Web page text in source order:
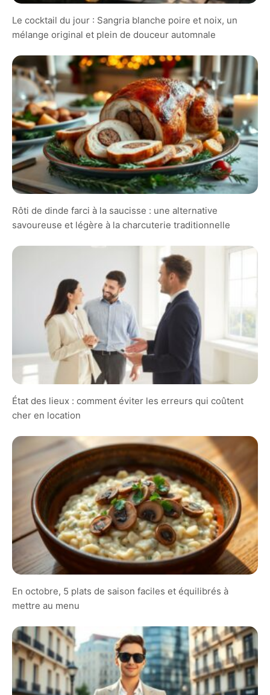
Le cocktail du jour : Sangria blanche poire et noix, un
mélange original et plein de douceur automnale
Rôti de dinde farci à la saucisse : une alternative
savoureuse et légère à la charcuterie traditionnelle
État des lieux : comment éviter les erreurs qui coûtent
cher en location
En octobre, 5 plats de saison faciles et équilibrés à
mettre au menu